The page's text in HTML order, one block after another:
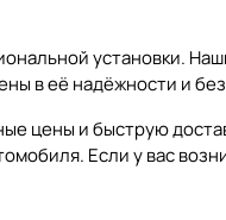
установки.
в её надёжности и
цены и быструю
Если у вас